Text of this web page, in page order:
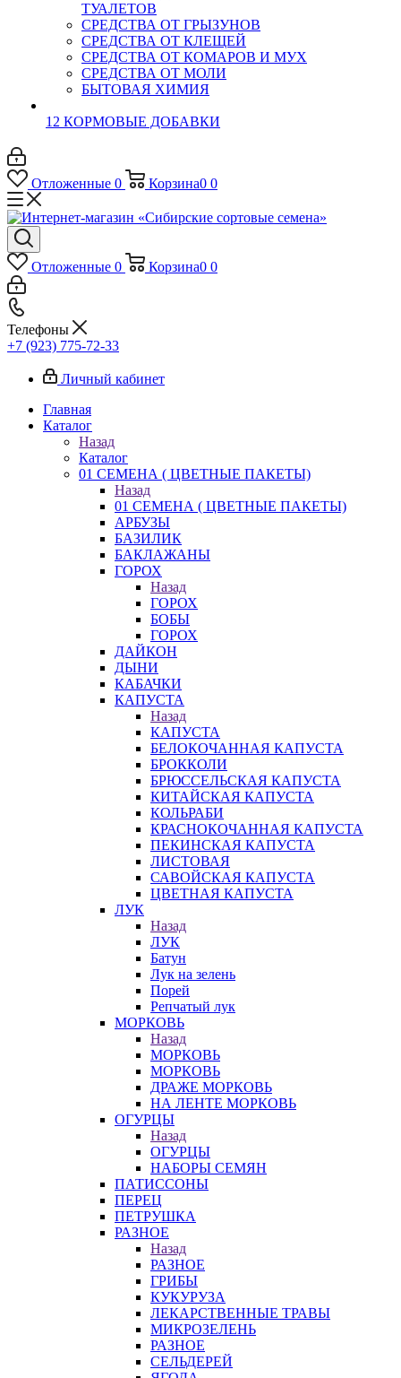
ТУАЛЕТОВ
СРЕДСТВА ОТ ГРЫЗУНОВ
СРЕДСТВА ОТ КЛЕЩЕЙ
СРЕДСТВА ОТ КОМАРОВ И МУХ
СРЕДСТВА ОТ МОЛИ
БЫТОВАЯ ХИМИЯ
12 КОРМОВЫЕ ДОБАВКИ
Отложенные 0 Корзина0 0
Отложенные 0 Корзина0 0
Телефоны
+7 (923) 775-72-33
Личный кабинет
Главная
Каталог
Назад
Каталог
01 СЕМЕНА ( ЦВЕТНЫЕ ПАКЕТЫ)
Назад
01 СЕМЕНА ( ЦВЕТНЫЕ ПАКЕТЫ)
АРБУЗЫ
БАЗИЛИК
БАКЛАЖАНЫ
ГОРОХ
Назад
ГОРОХ
БОБЫ
ГОРОХ
ДАЙКОН
ДЫНИ
КАБАЧКИ
КАПУСТА
Назад
КАПУСТА
БЕЛОКОЧАННАЯ КАПУСТА
БРОККОЛИ
БРЮССЕЛЬСКАЯ КАПУСТА
КИТАЙСКАЯ КАПУСТА
КОЛЬРАБИ
КРАСНОКОЧАННАЯ КАПУСТА
ПЕКИНСКАЯ КАПУСТА
ЛИСТОВАЯ
САВОЙСКАЯ КАПУСТА
ЦВЕТНАЯ КАПУСТА
ЛУК
Назад
ЛУК
Батун
Лук на зелень
Порей
Репчатый лук
МОРКОВЬ
Назад
МОРКОВЬ
МОРКОВЬ
ДРАЖЕ МОРКОВЬ
НА ЛЕНТЕ МОРКОВЬ
ОГУРЦЫ
Назад
ОГУРЦЫ
НАБОРЫ СЕМЯН
ПАТИССОНЫ
ПЕРЕЦ
ПЕТРУШКА
РАЗНОЕ
Назад
РАЗНОЕ
ГРИБЫ
КУКУРУЗА
ЛЕКАРСТВЕННЫЕ ТРАВЫ
МИКРОЗЕЛЕНЬ
РАЗНОЕ
СЕЛЬДЕРЕЙ